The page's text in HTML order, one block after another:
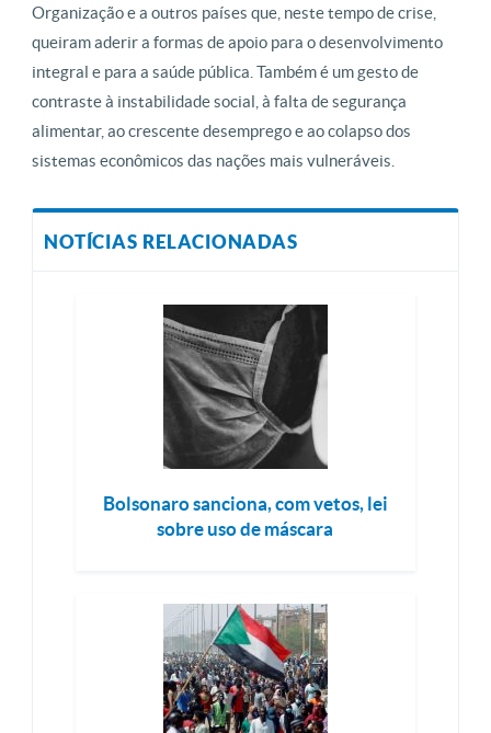
Organização e a outros países que, neste tempo de crise,
queiram aderir a formas de apoio para o desenvolvimento
integral e para a saúde pública. Também é um gesto de
contraste à instabilidade social, à falta de segurança
alimentar, ao crescente desemprego e ao colapso dos
sistemas econômicos das nações mais vulneráveis.
NOTÍCIAS RELACIONADAS
Bolsonaro sanciona, com vetos, lei
sobre uso de máscara